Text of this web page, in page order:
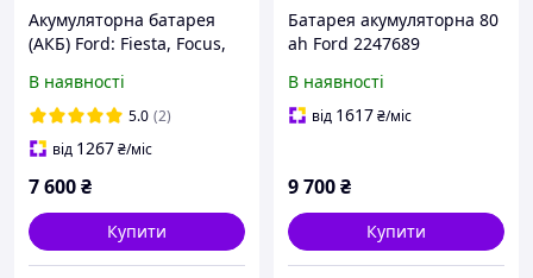
Акумуляторна батарея
(АКБ) Ford: Fiesta, Focus,
В наявності
5.0 (2)
від 1267₴/міс
7 600₴
Купити
Батарея акумуляторна 80
ah Ford 2247689
В наявності
від 1617₴/міс
9 700₴
Купити